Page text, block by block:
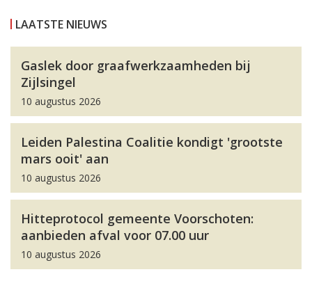
LAATSTE NIEUWS
Gaslek door graafwerkzaamheden bij
Zijlsingel
10 augustus 2026
Leiden Palestina Coalitie kondigt 'grootste
mars ooit' aan
10 augustus 2026
Hitteprotocol gemeente Voorschoten:
aanbieden afval voor 07.00 uur
10 augustus 2026